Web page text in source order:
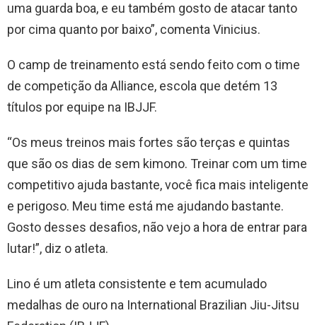
uma guarda boa, e eu também gosto de atacar tanto
por cima quanto por baixo”, comenta Vinicius.
O camp de treinamento está sendo feito com o time
de competição da Alliance, escola que detém 13
títulos por equipe na IBJJF.
“Os meus treinos mais fortes são terças e quintas
que são os dias de sem kimono. Treinar com um time
competitivo ajuda bastante, você fica mais inteligente
e perigoso. Meu time está me ajudando bastante.
Gosto desses desafios, não vejo a hora de entrar para
lutar!”, diz o atleta.
Lino é um atleta consistente e tem acumulado
medalhas de ouro na International Brazilian Jiu-Jitsu